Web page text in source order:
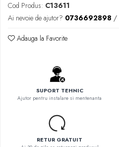
Cod Produs: C13611
Ai nevoie de ajutor? 0736692898 /
Adauga la Favorite
SUPORT TEHNIC
Ajutor pentru instalare si mentenanta
RETUR GRATUIT